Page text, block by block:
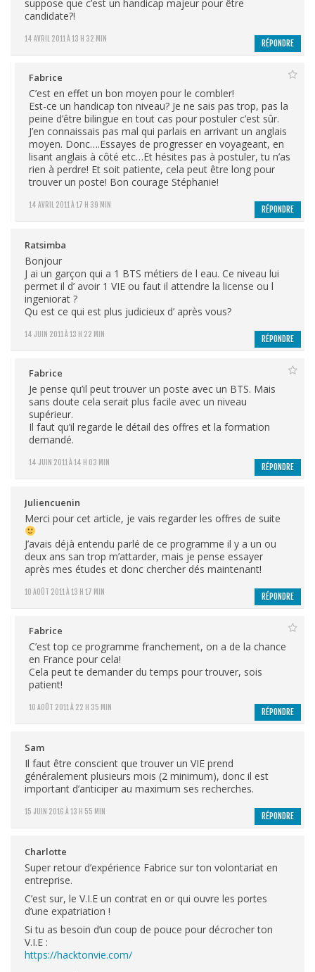
14 AVRIL 2011 À 13 H 32 MIN
suppose que c’est un handicap majeur pour être
candidate?!
RÉPONDRE
Fabrice
14 AVRIL 2011 À 17 H 39 MIN
C’est en effet un bon moyen pour le combler!
Est-ce un handicap ton niveau? Je ne sais pas trop, pas la
peine d’être bilingue en tout cas pour postuler c’est sûr.
J’en connaissais pas mal qui parlais en arrivant un anglais
moyen. Donc….Essayes de progresser en voyageant, en
lisant anglais à côté etc…Et hésites pas à postuler, tu n’as
rien à perdre! Et soit patiente, cela peut être long pour
trouver un poste! Bon courage Stéphanie!
RÉPONDRE
Ratsimba
14 JUIN 2011 À 13 H 22 MIN
Bonjour
J ai un garçon qui a 1 BTS métiers de l eau. Ce niveau lui
permet il d’ avoir 1 VIE ou faut il attendre la license ou l
ingeniorat ?
Qu est ce qui est plus judicieux d’ après vous?
RÉPONDRE
Fabrice
14 JUIN 2011 À 14 H 03 MIN
Je pense qu’il peut trouver un poste avec un BTS. Mais
sans doute cela serait plus facile avec un niveau
supérieur.
Il faut qu’il regarde le détail des offres et la formation
demandé.
RÉPONDRE
Juliencuenin
10 AOÛT 2011 À 13 H 17 MIN
Merci pour cet article, je vais regarder les offres de suite
J’avais déjà entendu parlé de ce programme il y a un ou
deux ans san trop m’attarder, mais je pense essayer
après mes études et donc chercher dés maintenant!
RÉPONDRE
Fabrice
10 AOÛT 2011 À 22 H 35 MIN
C’est top ce programme franchement, on a de la chance
en France pour cela!
Cela peut te demander du temps pour trouver, sois
patient!
RÉPONDRE
Sam
15 JUIN 2016 À 13 H 55 MIN
Il faut être conscient que trouver un VIE prend
généralement plusieurs mois (2 minimum), donc il est
important d’anticiper au maximum ses recherches.
RÉPONDRE
Charlotte
Super retour d’expérience Fabrice sur ton volontariat en
entreprise.
C’est sur, le V.I.E un contrat en or qui ouvre les portes
d’une expatriation !
Si tu as besoin d’un coup de pouce pour décrocher ton
V.I.E :
https://hacktonvie.com/